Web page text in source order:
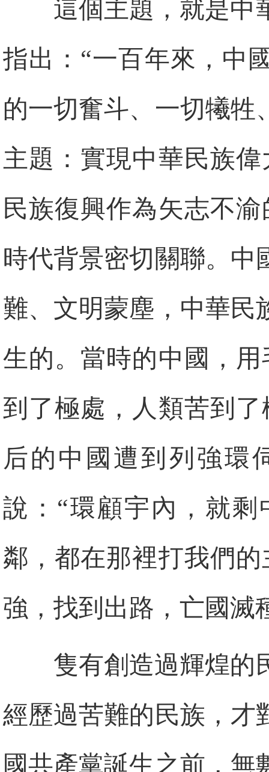
這個主題，就是中
指出：“一百年來，中
的一切奮斗、一切犧牲
主題：實現中華民族
民族復興作為矢志不
時代背景密切關聯。中
難、文明蒙塵，中華民
生的。當時的中國，
到了極處，人類苦到
后的中國遭到列強環
說：“環顧宇內，就
鄰，都在那裡打我們
強，找到出路，亡國滅
隻有創造過輝煌的
經歷過苦難的民族，才
國共產黨誕生之前，